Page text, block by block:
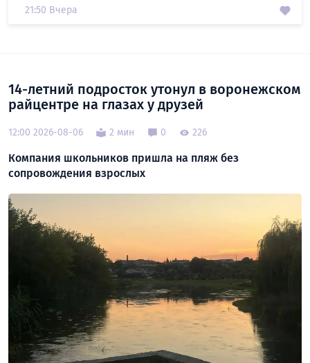
21:50 Вчера
14-летний подросток утонул в воронежском
райцентре на глазах у друзей
12:00 2026-08-06 2 мин 0 226
Компания школьников пришла на пляж без
сопровождения взрослых